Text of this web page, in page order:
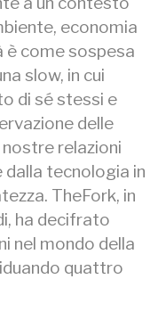
economia
come sospesa
slow, in cui
di sé stessi e
delle
relazioni
tecnologia in
TheFork, in
ha decifrato
nel mondo della
quattro